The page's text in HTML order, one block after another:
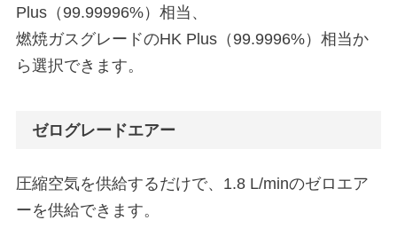
Plus（99.99996%）相当、
燃焼ガスグレードのHK Plus（99.9996%）相当か
ら選択できます。
ゼログレードエアー
圧縮空気を供給するだけで、1.8 L/minのゼロエア
ーを供給できます。